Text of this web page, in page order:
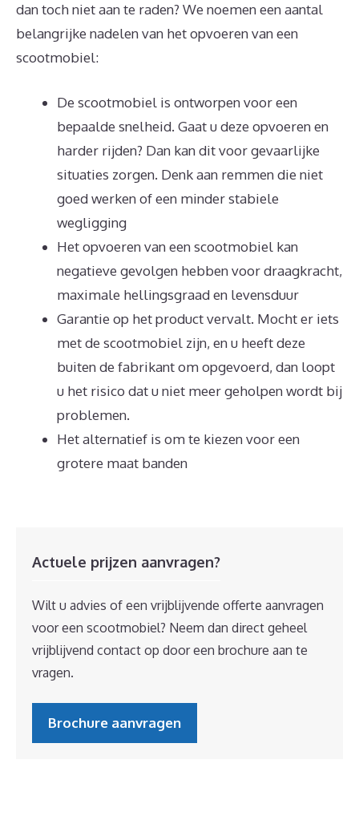
dan toch niet aan te raden? We noemen een aantal
belangrijke nadelen van het opvoeren van een
scootmobiel:
De scootmobiel is ontworpen voor een
bepaalde snelheid. Gaat u deze opvoeren en
harder rijden? Dan kan dit voor gevaarlijke
situaties zorgen. Denk aan remmen die niet
goed werken of een minder stabiele
wegligging
Het opvoeren van een scootmobiel kan
negatieve gevolgen hebben voor draagkracht,
maximale hellingsgraad en levensduur
Garantie op het product vervalt. Mocht er iets
met de scootmobiel zijn, en u heeft deze
buiten de fabrikant om opgevoerd, dan loopt
u het risico dat u niet meer geholpen wordt bij
problemen.
Het alternatief is om te kiezen voor een
grotere maat banden
Actuele prijzen aanvragen?
Wilt u advies of een vrijblijvende offerte aanvragen
voor een scootmobiel? Neem dan direct geheel
vrijblijvend contact op door een brochure aan te
vragen.
Brochure aanvragen